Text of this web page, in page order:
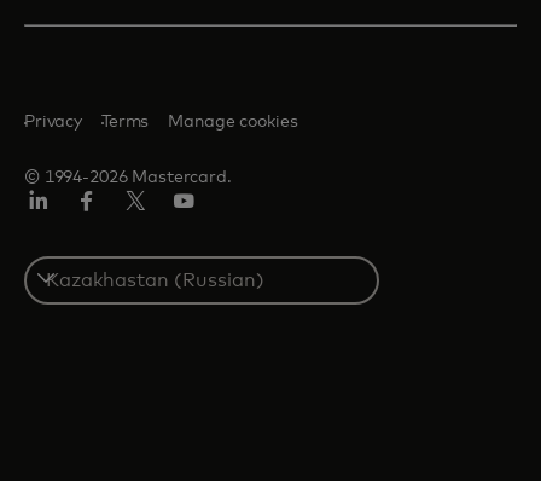
© 1994-2026 Mastercard.
Privacy Terms Manage cookies
Select
a
country